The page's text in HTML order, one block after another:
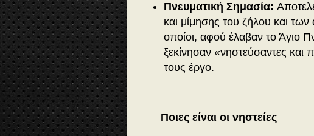
Πνευματική Σημασία:
και μίμησης του ζήλου και
οποίοι, αφού έλαβαν το Άγιο
ξεκίνησαν «νηστεύσαντες και
τους έργο.
Ποιες είναι οι νηστείες